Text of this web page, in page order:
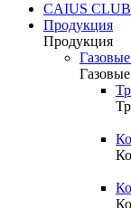
CAIUS CLUB
Продукция
Продукция